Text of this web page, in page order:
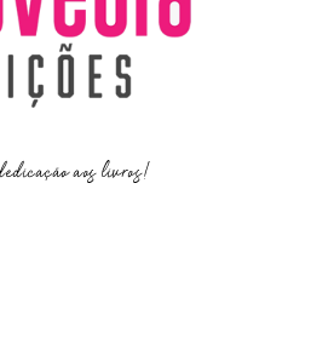
aos livros!